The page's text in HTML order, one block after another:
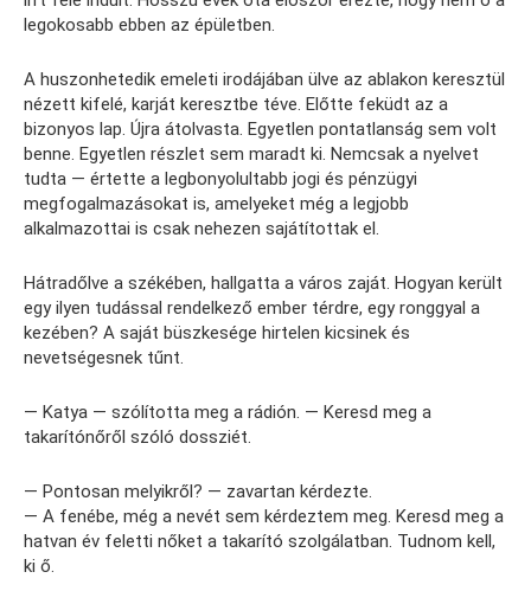
legokosabb ebben az épületben.
A huszonhetedik emeleti irodájában ülve az ablakon keresztül
nézett kifelé, karját keresztbe téve. Előtte feküdt az a
bizonyos lap. Újra átolvasta. Egyetlen pontatlanság sem volt
benne. Egyetlen részlet sem maradt ki. Nemcsak a nyelvet
tudta — értette a legbonyolultabb jogi és pénzügyi
megfogalmazásokat is, amelyeket még a legjobb
alkalmazottai is csak nehezen sajátítottak el.
Hátradőlve a székében, hallgatta a város zaját. Hogyan került
egy ilyen tudással rendelkező ember térdre, egy ronggyal a
kezében? A saját büszkesége hirtelen kicsinek és
nevetségesnek tűnt.
— Katya — szólította meg a rádión. — Keresd meg a
takarítónőről szóló dossziét.
— Pontosan melyikről? — zavartan kérdezte.
— A fenébe, még a nevét sem kérdeztem meg. Keresd meg a
hatvan év feletti nőket a takarító szolgálatban. Tudnom kell,
ki ő.